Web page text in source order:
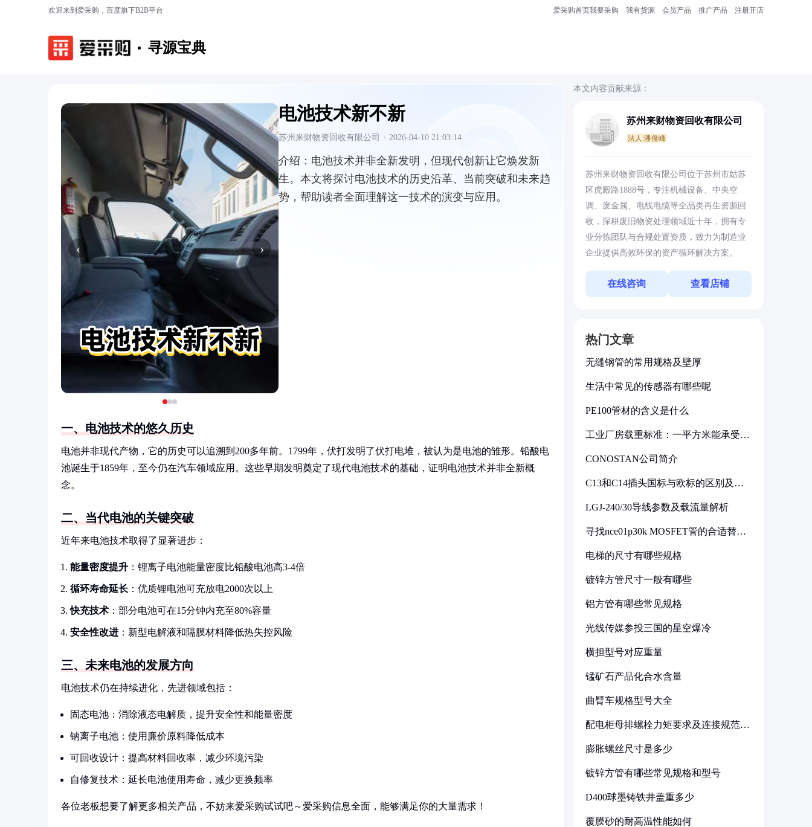
欢迎来到爱采购，百度旗下B2B平台 爱采购首页我要采购 我有货源 会员产品 推广产品 注册开店
寻源宝典
‹ ›
电池技术新不新
苏州来财物资回收有限公司 · 2026-04-10 21:03:14
介绍： 电池技术并非全新发明，但现代创新让它焕发新
生。本文将探讨电池技术的历史沿革、当前突破和未来趋
势，帮助读者全面理解这一技术的演变与应用。
一、电池技术的悠久历史
电池并非现代产物，它的历史可以追溯到200多年前。1799年，伏打发明了伏打电堆，被认为是电池的雏形。铅酸电
池诞生于1859年，至今仍在汽车领域应用。这些早期发明奠定了现代电池技术的基础，证明电池技术并非全新概
念。
二、当代电池的关键突破
近年来电池技术取得了显著进步：
能量密度提升 ：锂离子电池能量密度比铅酸电池高3-4倍
循环寿命延长 ：优质锂电池可充放电2000次以上
快充技术 ：部分电池可在15分钟内充至80%容量
安全性改进 ：新型电解液和隔膜材料降低热失控风险
三、未来电池的发展方向
电池技术仍在持续进化，先进领域包括：
固态电池：消除液态电解质，提升安全性和能量密度
钠离子电池：使用廉价原料降低成本
可回收设计：提高材料回收率，减少环境污染
自修复技术：延长电池使用寿命，减少更换频率
各位老板想要了解更多相关产品，不妨来爱采购试试吧～爱采购信息全面，能够满足你的大量需求！
本文内容贡献来源：
苏州来财物资回收有限公司
法人:潘俊峰
苏州来财物资回收有限公司位于苏州市姑苏
区虎殿路1888号，专注机械设备、中央空
调、废金属、电线电缆等全品类再生资源回
收，深耕废旧物资处理领域近十年，拥有专
业分拣团队与合规处置资质，致力为制造业
企业提供高效环保的资产循环解决方案。
在线咨询 查看店铺
热门文章
无缝钢管的常用规格及壁厚
生活中常见的传感器有哪些呢
PE100管材的含义是什么
工业厂房载重标准：一平方米能承受多
CONOSTAN公司简介
C13和C14插头国标与欧标的区别及其
LGJ-240/30导线参数及载流量解析
寻找nce01p30k MOSFET管的合适替代
电梯的尺寸有哪些规格
镀锌方管尺寸一般有哪些
铝方管有哪些常见规格
光线传媒参投三国的星空爆冷
横担型号对应重量
锰矿石产品化合水含量
曲臂车规格型号大全
配电柜母排螺栓力矩要求及连接规范详
膨胀螺丝尺寸是多少
镀锌方管有哪些常见规格和型号
D400球墨铸铁井盖重多少
覆膜砂的耐高温性能如何